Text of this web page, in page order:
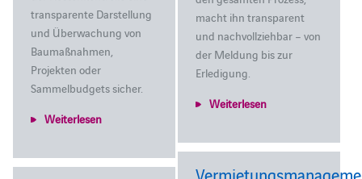
macht ihn transparent
und nachvollziehbar – von
der Meldung bis zur
Erledigung.
Weiterlesen
transparente Darstellung
und Überwachung von
Baumaßnahmen,
Projekten oder
Sammelbudgets sicher.
Weiterlesen